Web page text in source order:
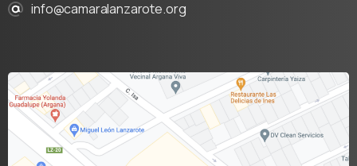
info@camaralanzarote.org